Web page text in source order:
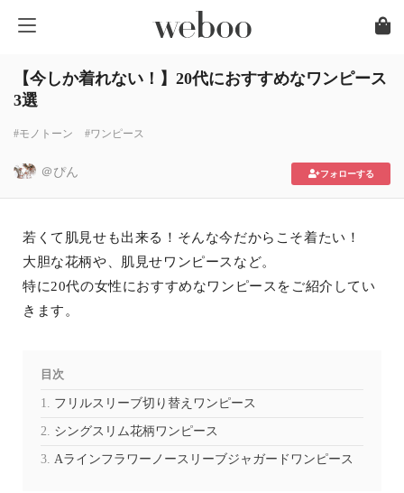
【今しか着れない！】20代におすすめなワンピース
3選
#モノトーン #ワンピース
＠ぴん フォローする
若くて肌見せも出来る！そんな今だからこそ着たい！
大胆な花柄や、肌見せワンピースなど。
特に20代の女性におすすめなワンピースをご紹介してい
きます。
目次
フリルスリーブ切り替えワンピース
シングスリム花柄ワンピース
Aラインフラワーノースリーブジャガードワンピース